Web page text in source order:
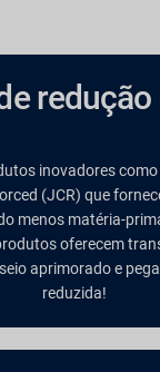
redução
inovadores
(JCR) que
menos matéria-
oferecem
aprimorado e
reduzida!